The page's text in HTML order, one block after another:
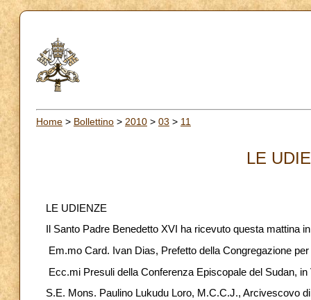
Home > Bollettino > 2010 > 03 > 11
LE
LE UDIENZE
Il Santo Padre Benedetto XVI ha ricevuto questa mattina
Em.mo Card. Ivan Dias, Prefetto della Congregazione
Ecc.mi Presuli della Conferenza Episcopale del Sudan,
S.E. Mons. Paulino Lukudu Loro, M.C.C.J., Arcivescovo